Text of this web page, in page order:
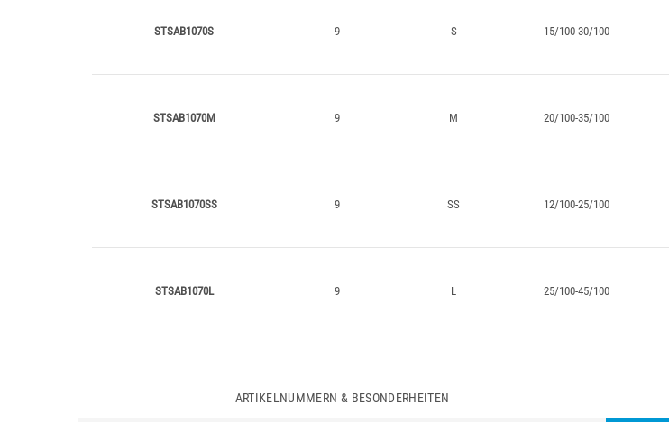
STSAB1070S 9 S 15/100-30/100
STSAB1070M 9 M 20/100-35/100
STSAB1070SS 9 SS 12/100-25/100
STSAB1070L 9 L 25/100-45/100
ARTIKELNUMMERN & BESONDERHEITEN